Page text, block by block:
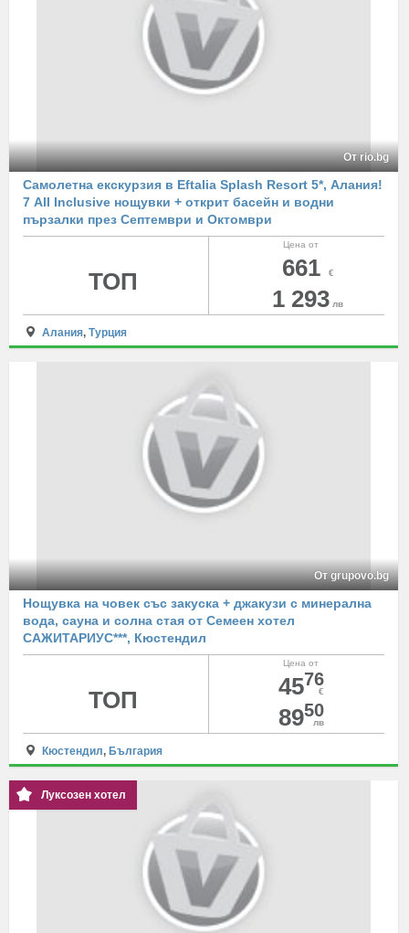
От rio.bg
Самолетна екскурзия в Eftalia Splash Resort 5*, Алания!
7 All Inclusive нощувки + открит басейн и водни
пързалки през Септември и Октомври
Цена от
661 €
1 293 лв
ТОП
Алания,Турция
От grupovo.bg
Нощувка на човек със закуска + джакузи с минерална
вода, сауна и солна стая от Семеен хотел
САЖИТАРИУС***, Кюстендил
Цена от
4576
€
8950
лв
ТОП
Кюстендил, България
Луксозен хотел